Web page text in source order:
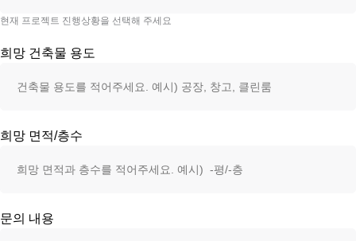
현재 프로젝트 진행상황을 선택해 주세요
희망 건축물 용도
희망 면적/층수
문의 내용